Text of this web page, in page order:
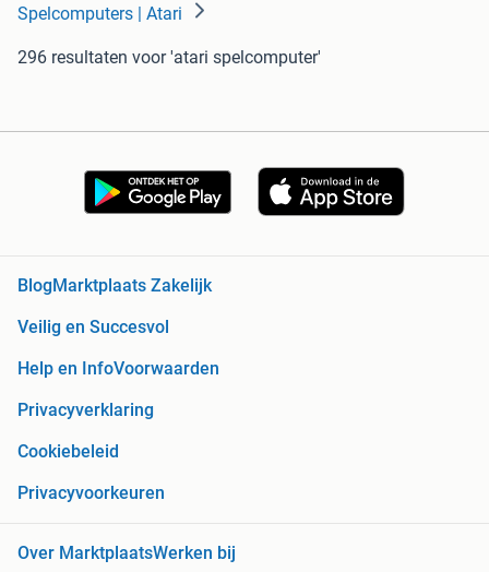
Spelcomputers | Atari
296 resultaten voor 'atari spelcomputer'
BlogMarktplaats Zakelijk
Veilig en Succesvol
Help en InfoVoorwaarden
Privacyverklaring
Cookiebeleid
Privacyvoorkeuren
Over MarktplaatsWerken bij